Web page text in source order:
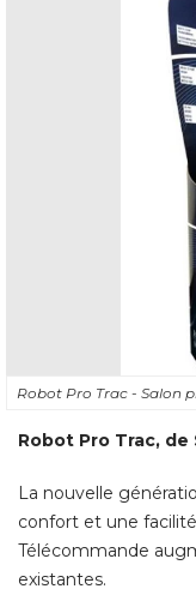
Robot Pro Trac - Salon
Robot Pro Trac, de
La nouvelle
confort et une
Télécommande
existantes.